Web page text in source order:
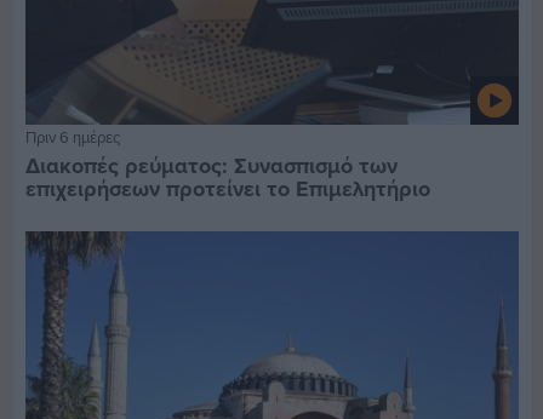
Πριν 6 ημέρες
Διακοπές ρεύματος: Συνασπισμό των
επιχειρήσεων προτείνει το Επιμελητήριο